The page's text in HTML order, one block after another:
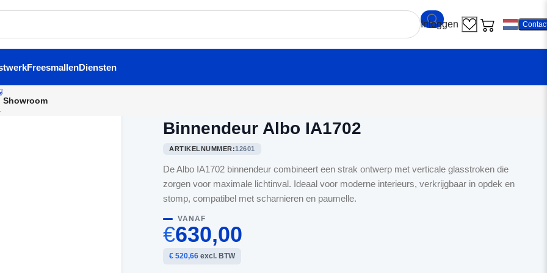
FreesmallenDiensten
Showroom
Binnendeur Albo IA1702
ARTIKELNUMMER:12601
De Albo IA1702 binnendeur combineert een strak ontwerp met verticale glasstroken die
zorgen voor maximale lichtinval. Ideaal voor moderne interieurs, verkrijgbaar in opdek en
stomp, compatibel met scharnieren en paumelle.
VANAF
€630,00
€ 520,66 excl. BTW